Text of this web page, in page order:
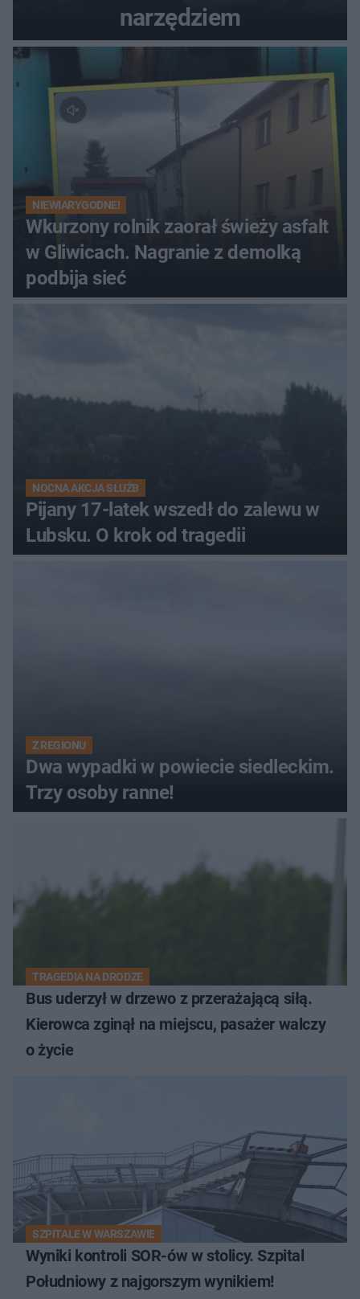
narzędziem
NIEWIARYGODNE!
Wkurzony rolnik zaorał świeży asfalt
w Gliwicach. Nagranie z demolką
podbija sieć
NOCNA AKCJA SŁUŻB
Pijany 17-latek wszedł do zalewu w
Lubsku. O krok od tragedii
Z REGIONU
Dwa wypadki w powiecie siedleckim.
Trzy osoby ranne!
TRAGEDIA NA DRODZE
Bus uderzył w drzewo z przerażającą siłą.
Kierowca zginął na miejscu, pasażer walczy
o życie
SZPITALE W WARSZAWIE
Wyniki kontroli SOR-ów w stolicy. Szpital
Południowy z najgorszym wynikiem!